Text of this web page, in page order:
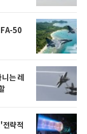
50
는 레
략적